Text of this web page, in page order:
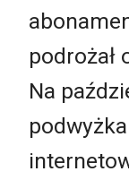
podrożał
Na